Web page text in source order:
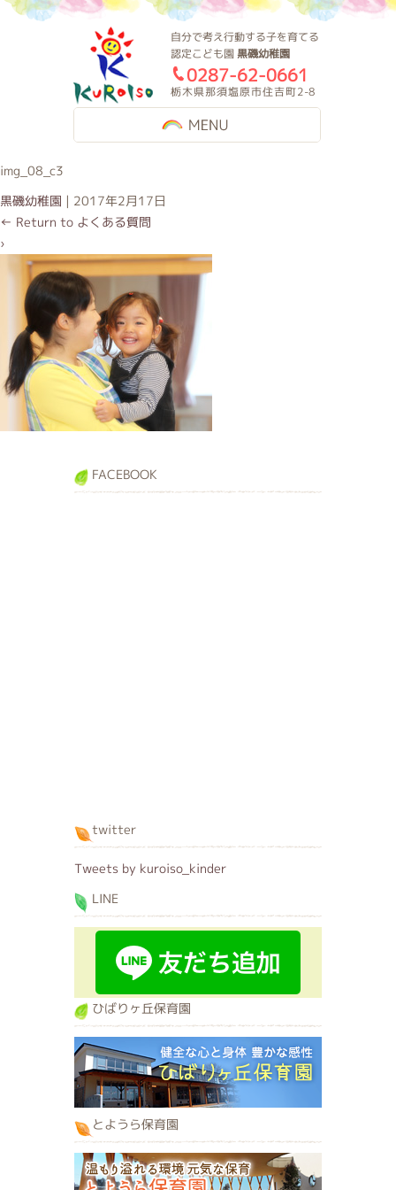
黒磯幼稚園
自分で考え行動する子を育てる
認定こども園黒磯幼稚園
0287-62-0661
栃木県那須塩原市住吉町2-8
img_08_c3
黒磯幼稚園 | 2017年2月17日
← Return to よくある質問
›
FACEBOOK
twitter
Tweets by kuroiso_kinder
LINE
ひばりヶ丘保育園
とようら保育園